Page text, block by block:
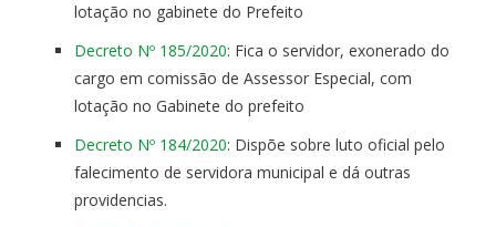
lotação no gabinete do Prefeito
Decreto Nº 185/2020: Fica o servidor, exonerado do
cargo em comissão de Assessor Especial, com
lotação no Gabinete do prefeito
Decreto Nº 184/2020: Dispõe sobre luto oficial pelo
falecimento de servidora municipal e dá outras
providencias.